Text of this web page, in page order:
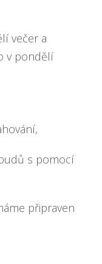
večer a
v pondělí
s pomocí
připraven